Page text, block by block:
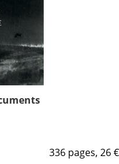
336 pages, 26 €